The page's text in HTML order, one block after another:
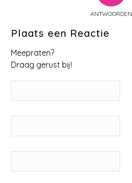
ANTWOORDEN
Plaats een Reactie
Meepraten?
Draag gerust bij!